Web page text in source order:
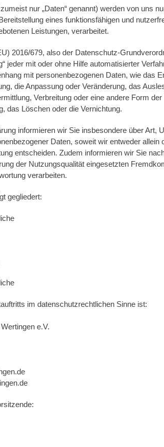
nur „Daten“ genannt) werden von uns
eines funktionsfähigen und
Leistungen, verarbeitet.
2016/679, also der Datenschutz-
jeder mit oder ohne Hilfe automatisierter
mit personenbezogenen Daten, wie das
die Anpassung oder Veränderung, das
Verbreitung oder eine andere Form
das Löschen oder die Vernichtung.
informieren wir Sie insbesondere über Art,
Daten, soweit wir entweder allein
entscheiden. Zudem informieren wir Sie
der Nutzungsqualität eingesetzten
verarbeiten.
gegliedert:
im datenschutzrechtlichen Sinne ist:
e.V.